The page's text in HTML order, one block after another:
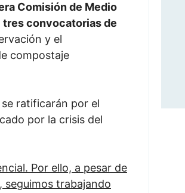
Comisión de Medio
tres convocatorias de
y el
compostaje
se ratificarán por el
por la crisis del
Por ello, a pesar de
seguimos trabajando